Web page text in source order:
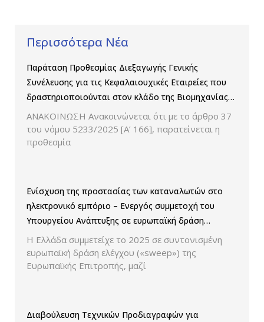
Περισσότερα Νέα
Παράταση Προθεσμίας Διεξαγωγής Γενικής
Συνέλευσης για τις Κεφαλαιουχικές Εταιρείες που
δραστηριοποιούνται στον κλάδο της Βιομηχανίας
Παραγωγής και Εμπορίας Φαρμάκων
ΑΝΑΚΟΙΝΩΣΗ Ανακοινώνεται ότι με το άρθρο 37
του νόμου 5233/2025 [Α’ 166], παρατείνεται η
προθεσμία
Ενίσχυση της προστασίας των καταναλωτών στο
ηλεκτρονικό εμπόριο – Ενεργός συμμετοχή του
Υπουργείου Ανάπτυξης σε ευρωπαϊκή δράση
ελέγχου παρουσίασης των τιμών και των
εκπτώσεων.
Η Ελλάδα συμμετείχε το 2025 σε συντονισμένη
ευρωπαϊκή δράση ελέγχου («sweep») της
Ευρωπαϊκής Επιτροπής, μαζί
Διαβούλευση Τεχνικών Προδιαγραφών για